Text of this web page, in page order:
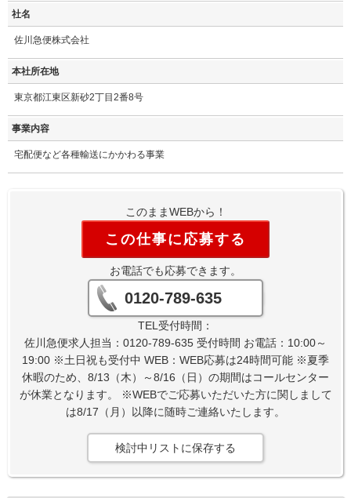
社名
佐川急便株式会社
本社所在地
東京都江東区新砂2丁目2番8号
事業内容
宅配便など各種輸送にかかわる事業
このままWEBから！
この仕事に応募する
お電話でも応募できます。
0120-789-635
TEL受付時間：
佐川急便求人担当：0120-789-635 受付時間 お電話：10:00～
19:00 ※土日祝も受付中 WEB：WEB応募は24時間可能 ※夏季
休暇のため、8/13（木）～8/16（日）の期間はコールセンター
が休業となります。 ※WEBでご応募いただいた方に関しまして
は8/17（月）以降に随時ご連絡いたします。
検討中リストに保存する